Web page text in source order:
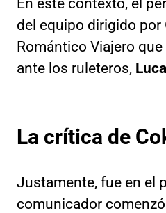
En este contexto, el
del equipo dirigido por
Romántico Viajero
ante los ruleteros,
La crítica de
Justamente, fue en el
comunicador